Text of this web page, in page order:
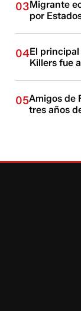
03Migrante
por
04El
Killers fue
05Amigos de
tres años